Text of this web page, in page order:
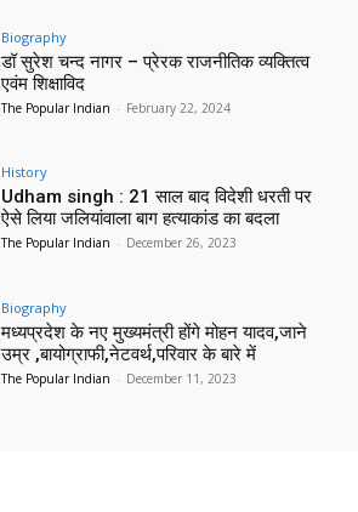
Biography
डॉ सुरेश चन्द नागर – प्रेरक राजनीतिक व्यक्तित्व
एवंम शिक्षाविद
The Popular Indian - February 22, 2024
History
Udham singh : 21 साल बाद विदेशी धरती पर
ऐसे लिया जलियांवाला बाग हत्याकांड का बदला
The Popular Indian - December 26, 2023
Biography
मध्यप्रदेश के नए मुख्यमंत्री होंगे मोहन यादव,जाने
उम्र ,बायोग्राफी,नेटवर्थ,परिवार के बारे में
The Popular Indian - December 11, 2023